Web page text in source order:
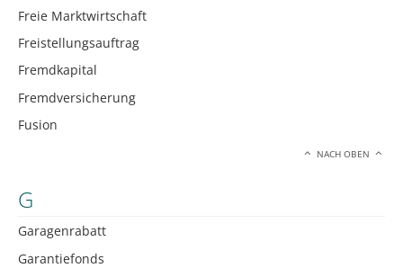
Freie Marktwirtschaft
Freistellungsauftrag
Fremdkapital
Fremdversicherung
Fusion
NACH OBEN
G
Garagenrabatt
Garantiefonds